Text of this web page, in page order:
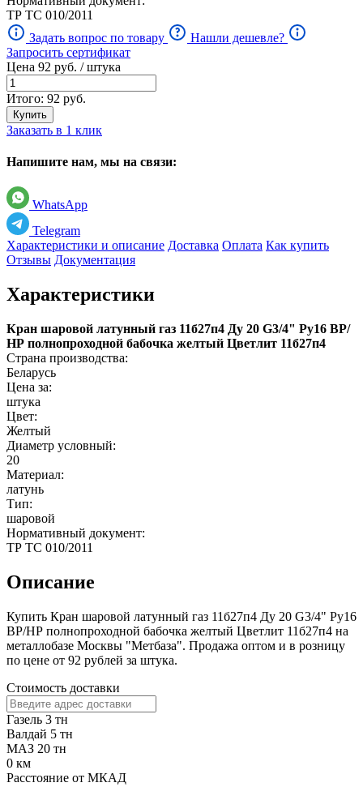
ТР ТС 010/2011
Задать вопрос по товару
Нашли дешевле?
Запросить сертификат
Цена 92 руб. / штука
Итого: 92 руб.
Купить
Заказать в 1 клик
Напишите нам, мы на связи:
WhatsApp
Telegram
Характеристики и описание Доставка Оплата Как купить
Отзывы Документация
Характеристики
Кран шаровой латунный газ 11б27п4 Ду 20 G3/4" Ру16 ВР/
НР полнопроходной бабочка желтый Цветлит 11б27п4
Страна производства:
Беларусь
Цена за:
штука
Цвет:
Желтый
Диаметр условный:
20
Материал:
латунь
Тип:
шаровой
Нормативный документ:
ТР ТС 010/2011
Описание
Купить Кран шаровой латунный газ 11б27п4 Ду 20 G3/4" Ру16
ВР/НР полнопроходной бабочка желтый Цветлит 11б27п4 на
металлобазе Москвы "Метбаза". Продажа оптом и в розницу
по цене от 92 рублей за штука.
Стоимость доставки
Газель 3 тн
Валдай 5 тн
МАЗ 20 тн
0 км
Расстояние от МКАД